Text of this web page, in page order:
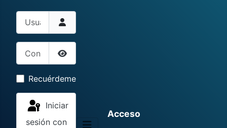
Usuario
Mostrar contraseña
Recuérdeme
sesión con
Acceso